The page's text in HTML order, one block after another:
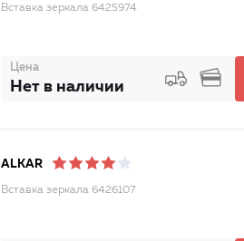
Вставка зеркала 6425974
Цена
Нет в наличии
ALKAR
Вставка зеркала 6426107